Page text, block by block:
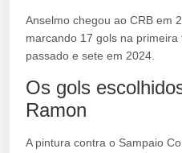
Anselmo chegou ao CRB em
marcando 17 gols na
passado e sete em 2024.
Os gols
Ramon
A pintura contra o Sampaio